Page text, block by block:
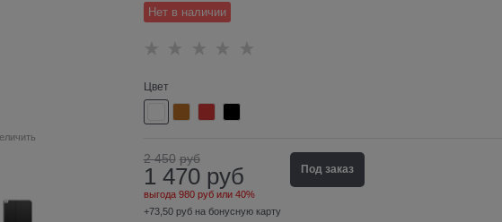
Нет в наличии
Цвет
2 450 руб
1 470 руб
выгода 980 рубили 40%
+73,50 руб на бонусную карту
Под заказ